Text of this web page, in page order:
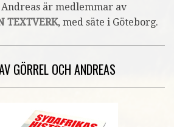
är medlemmar av
TEXTVERK, med säte i Göteborg.
GÖRREL OCH ANDREAS